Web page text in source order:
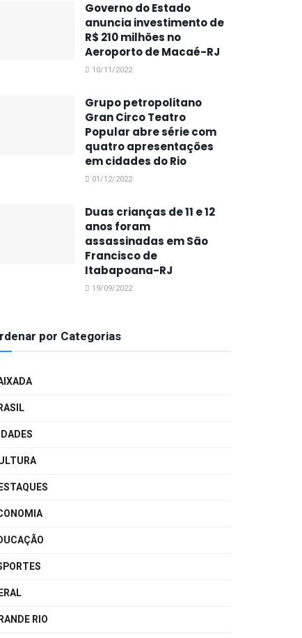
Governo do Estado
anuncia investimento de
R$ 210 milhões no
Aeroporto de Macaé-RJ
10/11/2022
Grupo petropolitano
Gran Circo Teatro
Popular abre série com
quatro apresentações
em cidades do Rio
01/12/2022
Duas crianças de 11 e 12
anos foram
assassinadas em São
Francisco de
Itabapoana-RJ
19/09/2022
por Categorias
RIO